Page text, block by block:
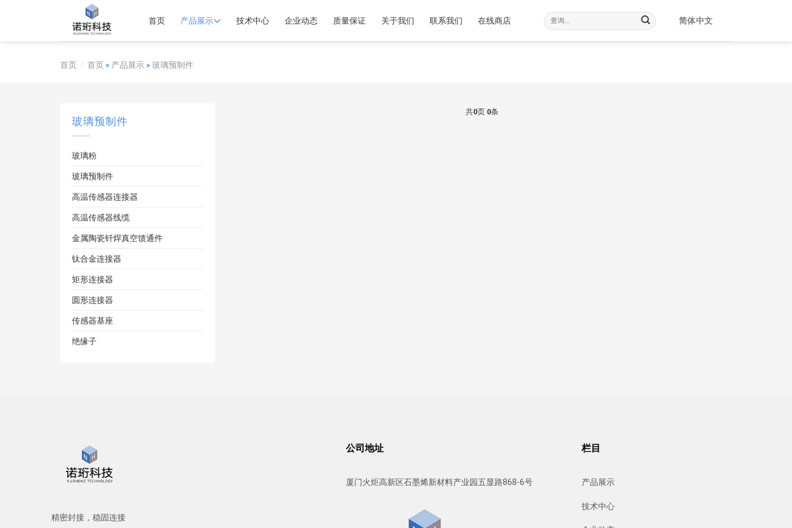
首页 产品展示 技术中心 企业动态 质量保证 关于我们 联系我们 在线商店
查
询
简体中文
首页 / 首页 > 产品展示 >玻璃预制件
玻璃预制件
玻璃粉
玻璃预制件
高温传感器连接器
高温传感器线缆
金属陶瓷钎焊真空馈通件
钛合金连接器
矩形连接器
圆形连接器
传感器基座
绝缘子
共0页 0条
精密封接，稳固连接
公司地址
厦门火炬高新区石墨烯新材料产业园五显路868-6号
栏目
产品展示
技术中心